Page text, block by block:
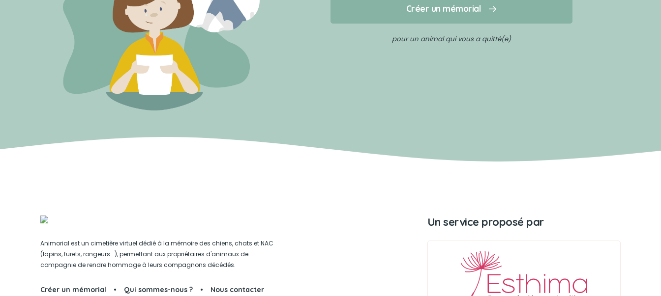
Créer un mémorial
pour un animal qui vous a quitté(e)
Animorial est un cimetière virtuel dédié à la mémoire des chiens, chats et NAC
(lapins, furets, rongeurs...), permettant aux propriétaires d'animaux de
compagnie de rendre hommage à leurs compagnons décédés.
Créer un mémorial Qui sommes-nous ? Nous contacter
Un service proposé par